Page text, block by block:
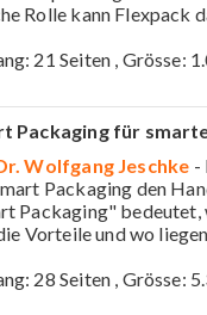
Rolle kann Flexpack
21 Seiten , Grösse:
Packaging für
Wolfgang Jeschke -
Packaging den
Packaging" bedeutet,
Vorteile und wo
28 Seiten , Grösse: